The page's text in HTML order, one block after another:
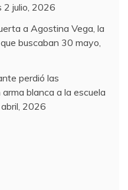
2 julio, 2026
a Agostina Vega, la
buscaban 30 mayo,
perdió las
arma blanca a la escuela
2026